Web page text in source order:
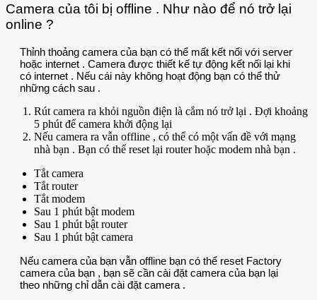
Camera của tôi bị offline . Như nào để nó trở lại
online ?
Thỉnh thoảng camera của bạn có thể mất kết nối với server
hoặc internet . Camera được thiết kế tự động kết nối lại khi
có internet . Nếu cái này không hoạt động bạn có thể thử
những cách sau .
Rút camera ra khỏi nguồn điện là cắm nó trở lại . Đợi khoảng
5 phút để camera khởi động lại
Nếu camera ra vẫn offline , có thể có một vấn đề với mạng
nhà bạn . Bạn có thể reset lại router hoặc modem nhà bạn .
Tắt camera
Tắt router
Tắt modem
Sau 1 phút bật modem
Sau 1 phút bật router
Sau 1 phút bật camera
Nếu camera của bạn vẫn offline bạn có thể reset Factory
camera của bạn , bạn sẽ cần cài đặt camera của bạn lại
theo những chỉ dẫn cài đặt camera .